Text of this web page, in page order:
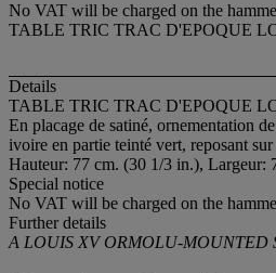
No VAT will be charged on the
TABLE TRIC TRAC D'EPOQUE
Details
TABLE TRIC TRAC D'EPOQUE
En placage de satiné, ornementation
ivoire en partie teinté vert, reposant
Hauteur: 77 cm. (30 1/3 in.), Largeur:
Special notice
No VAT will be charged on the
Further details
A LOUIS XV ORMOLU-MOUNTED